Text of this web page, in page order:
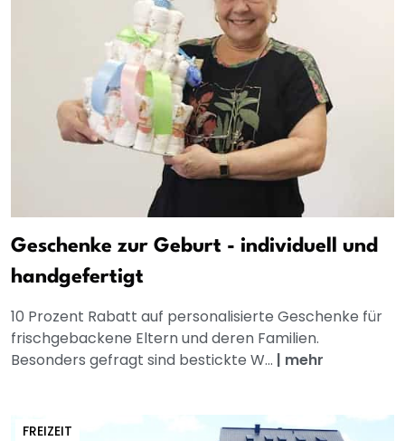
Geschenke zur Geburt - individuell und
handgefertigt
10 Prozent Rabatt auf personalisierte Geschenke für
frischgebackene Eltern und deren Familien.
Besonders gefragt sind bestickte W... | mehr
FREIZEIT